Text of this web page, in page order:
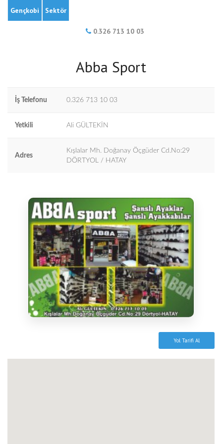
Gençkobi Sektör
0.326 713 10 03
Abba Sport
İş Telefonu 0.326 713 10 03
Yetkili Ali GÜLTEKİN
Adres
Kışlalar Mh. Doğanay Öçgüder Cd.No:29
DÖRTYOL / HATAY
Yol Tarifi Al